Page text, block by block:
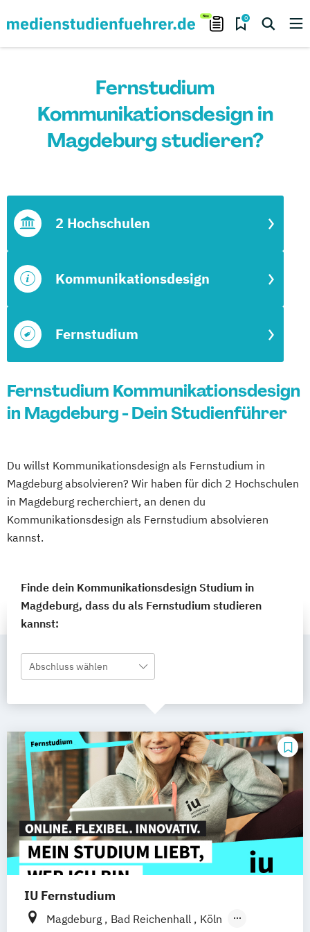
0
Fernstudium
Kommunikationsdesign in
Magdeburg studieren?
Fernstudium
Kommunikationsdesign
2 Hochschulen
Fernstudium Kommunikationsdesign
in Magdeburg - Dein Studienführer
Du willst Kommunikationsdesign als Fernstudium in
Magdeburg absolvieren? Wir haben für dich 2 Hochschulen
in Magdeburg recherchiert, an denen du
Kommunikationsdesign als Fernstudium absolvieren
kannst.
Finde dein Kommunikationsdesign Studium in
Magdeburg, dass du als Fernstudium studieren
kannst:
Abschluss wählen
IU Fernstudium
Magdeburg Bad Reichenhall
Köln